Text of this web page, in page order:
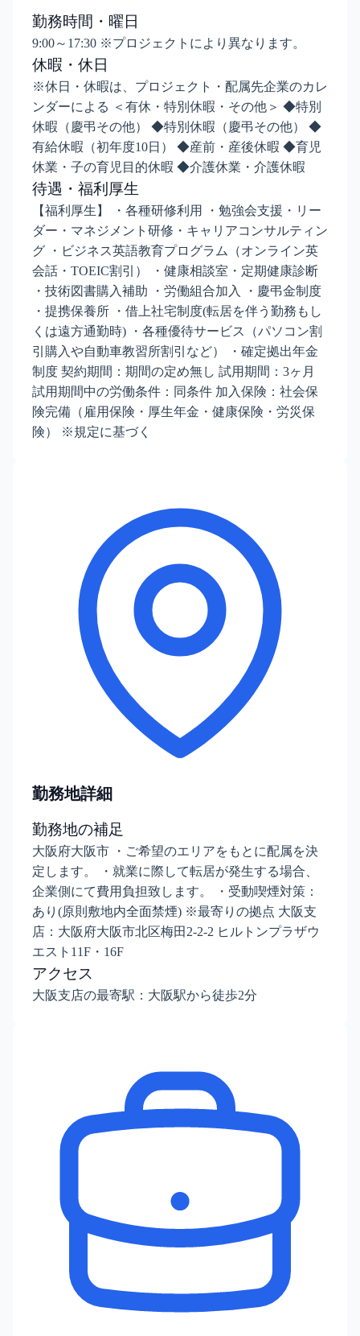
勤務時間・曜日
9:00～17:30 ※プロジェクトにより異なります。
休暇・休日
※休日・休暇は、プロジェクト・配属先企業のカレ
ンダーによる ＜有休・特別休暇・その他＞ ◆特別
休暇（慶弔その他） ◆特別休暇（慶弔その他） ◆
有給休暇（初年度10日） ◆産前・産後休暇 ◆育児
休業・子の育児目的休暇 ◆介護休業・介護休暇
待遇・福利厚生
【福利厚生】 ・各種研修利用 ・勉強会支援・リー
ダー・マネジメント研修・キャリアコンサルティン
グ ・ビジネス英語教育プログラム（オンライン英
会話・TOEIC割引） ・健康相談室・定期健康診断
・技術図書購入補助 ・労働組合加入 ・慶弔金制度
・提携保養所 ・借上社宅制度(転居を伴う勤務もし
くは遠方通勤時) ・各種優待サービス（パソコン割
引購入や自動車教習所割引など） ・確定拠出年金
制度 契約期間：期間の定め無し 試用期間：3ヶ月
試用期間中の労働条件：同条件 加入保険：社会保
険完備（雇用保険・厚生年金・健康保険・労災保
険） ※規定に基づく
勤務地詳細
勤務地の補足
大阪府大阪市 ・ご希望のエリアをもとに配属を決
定します。 ・就業に際して転居が発生する場合、
企業側にて費用負担致します。 ・受動喫煙対策：
あり(原則敷地内全面禁煙) ※最寄りの拠点 大阪支
店：大阪府大阪市北区梅田2-2-2 ヒルトンプラザウ
エスト11F・16F
アクセス
大阪支店の最寄駅：大阪駅から徒歩2分